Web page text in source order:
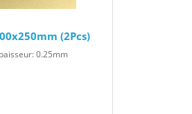
(2Pcs)
0.25mm